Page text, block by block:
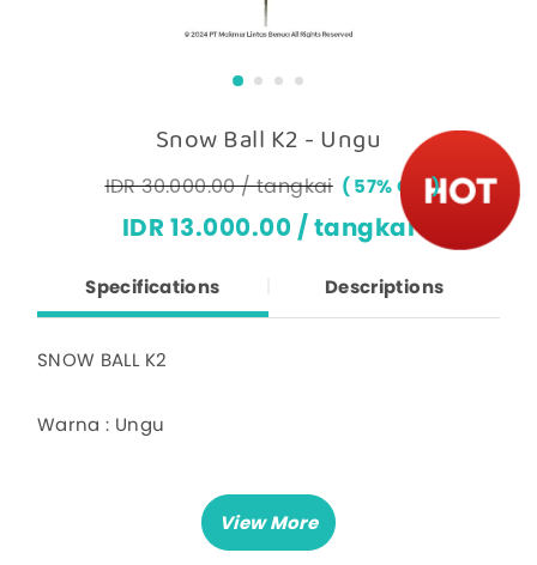
Snow Ball K2 - Ungu
57% OFF
IDR 30.000.00 / tangkai
IDR 13.000.00 / tangkai
Specifications Descriptions
SNOW BALL K2
Warna : Ungu
Panjang keseluruhan 78 cm
Lebar bunga 10 cm